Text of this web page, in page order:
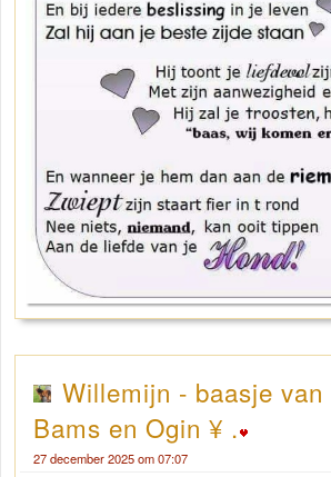
Willemijn - baasje van
Bams en Ogin ¥ .
27 december 2025 om 07:07